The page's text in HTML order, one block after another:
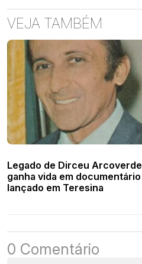
VEJA TAMBÉM
Legado de Dirceu Arcoverde
ganha vida em documentário
lançado em Teresina
0 Comentário